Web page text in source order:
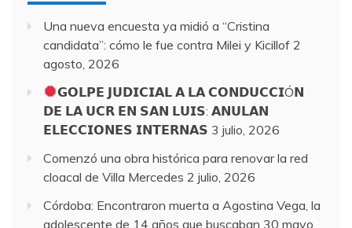
Una nueva encuesta ya midió a “Cristina
candidata”: cómo le fue contra Milei y Kicillof 2
agosto, 2026
𝗚𝗢𝗟𝗣𝗘 𝗝𝗨𝗗𝗜𝗖𝗜𝗔𝗟 𝗔 𝗟𝗔 𝗖𝗢𝗡𝗗𝗨𝗖𝗖𝗜Ó𝗡
𝗗𝗘 𝗟𝗔 𝗨𝗖𝗥 𝗘𝗡 𝗦𝗔𝗡 𝗟𝗨𝗜𝗦: 𝗔𝗡𝗨𝗟𝗔𝗡
𝗘𝗟𝗘𝗖𝗖𝗜𝗢𝗡𝗘𝗦 𝗜𝗡𝗧𝗘𝗥𝗡𝗔𝗦 3 julio, 2026
Comenzó una obra histórica para renovar la red
cloacal de Villa Mercedes 2 julio, 2026
Córdoba: Encontraron muerta a Agostina Vega, la
adolescente de 14 años que buscaban 30 mayo,